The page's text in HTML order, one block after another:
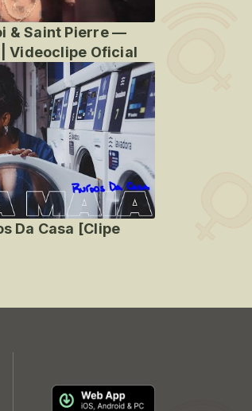
& Saint Pierre —
Videoclipe Oficial
Da Casa [Clipe